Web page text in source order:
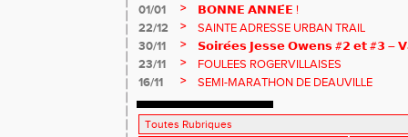
01/01
>
𝗕𝗢𝗡𝗡𝗘 𝗔𝗡𝗡𝗘́𝗘 !
22/12
>
SAINTE ADRESSE URBAN TRAIL
30/11
>
𝗦𝗼𝗶𝗿𝗲́𝗲𝘀 𝗝𝗲𝘀𝘀𝗲 𝗢𝘄𝗲𝗻𝘀 #𝟮 𝗲𝘁 #𝟯 –
23/11
>
FOULEES ROGERVILLAISES
16/11
> SEMI-MARATHON DE DEAUVILLE